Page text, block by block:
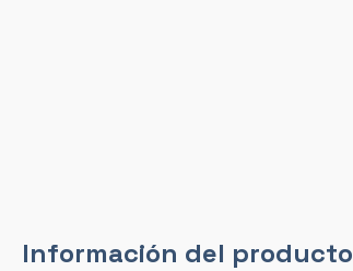
Información del producto